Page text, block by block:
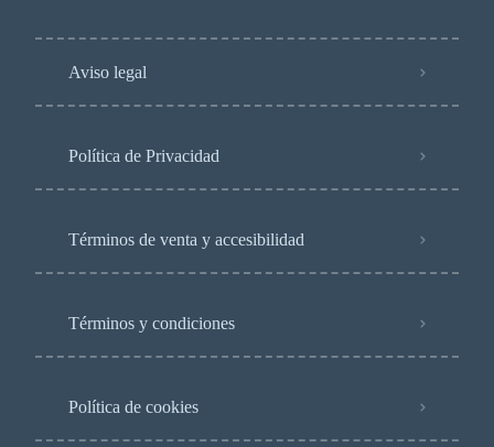
Aviso legal
Política de Privacidad
Términos de venta y accesibilidad
Términos y condiciones
Política de cookies